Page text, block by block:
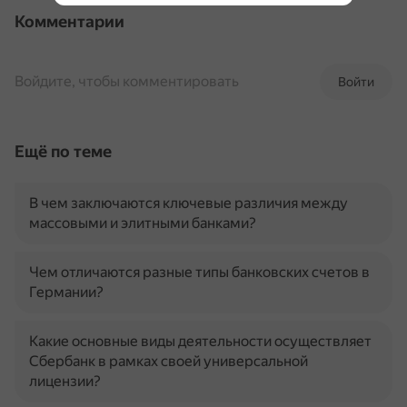
Комментарии
Войти
Войдите, чтобы комментировать
Ещё по теме
В чем заключаются ключевые различия между
массовыми и элитными банками?
Чем отличаются разные типы банковских счетов в
Германии?
Какие основные виды деятельности осуществляет
Сбербанк в рамках своей универсальной
лицензии?